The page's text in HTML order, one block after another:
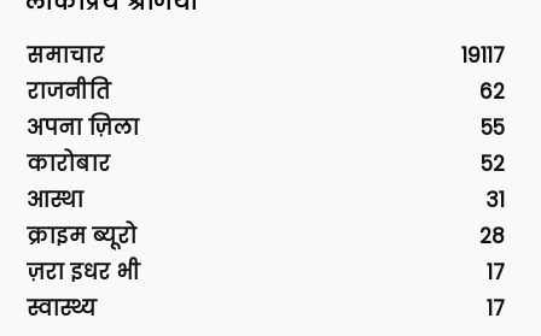
समाचार
19117
राजनीति
62
अपना ज़िला
55
कारोबार
52
आस्था
31
क्राइम ब्यूरो
28
ज़रा इधर भी
17
स्वास्थ्य
17